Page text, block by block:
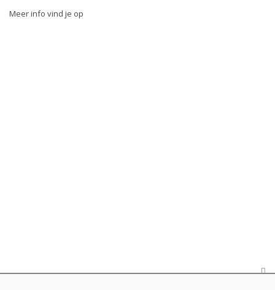
Meer info vind je op